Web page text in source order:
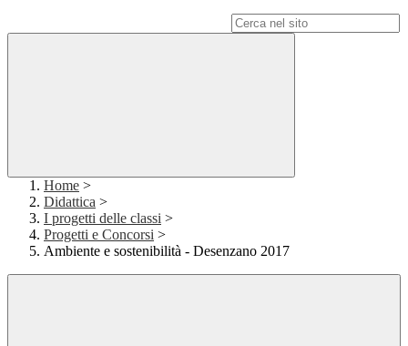
Home >
Didattica >
I progetti delle classi >
Progetti e Concorsi >
Ambiente e sostenibilità - Desenzano 2017